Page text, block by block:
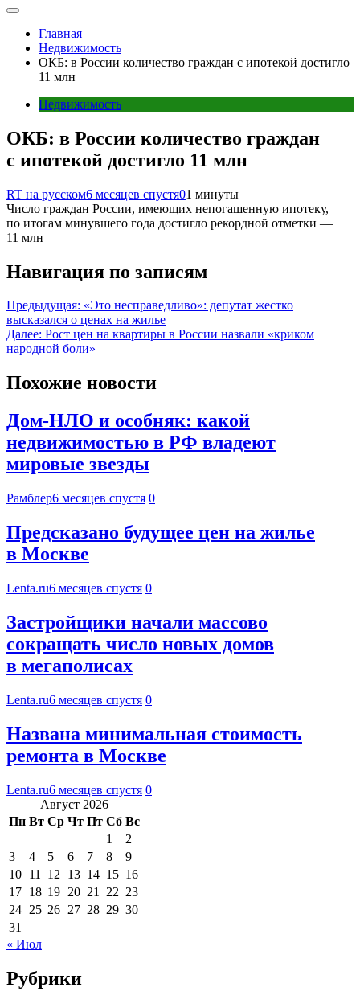
Главная
Недвижимость
ОКБ: в России количество граждан с ипотекой достигло
11 млн
Недвижимость
ОКБ: в России количество граждан
с ипотекой достигло 11 млн
RT на русском6 месяцев спустя01 минуты
Число граждан России, имеющих непогашенную ипотеку,
по итогам минувшего года достигло рекордной отметки —
11 млн
Навигация по записям
Предыдущая: «Это несправедливо»: депутат жестко
высказался о ценах на жилье
Далее: Рост цен на квартиры в России назвали «криком
народной боли»
Похожие новости
Дом-НЛО и особняк: какой
недвижимостью в РФ владеют
мировые звезды
Рамблер6 месяцев спустя 0
Предсказано будущее цен на жилье
в Москве
Lenta.ru6 месяцев спустя 0
Застройщики начали массово
сокращать число новых домов
в мегаполисах
Lenta.ru6 месяцев спустя 0
Названа минимальная стоимость
ремонта в Москве
Lenta.ru6 месяцев спустя 0
Август 2026
Пн Вт Ср Чт Пт Сб Вс
1
2
3
4 5 6 7 8
9
10 11 12 13 14 15 16
17 18 19 20 21 22 23
24 25 26 27 28 29 30
31
« Июл
Рубрики